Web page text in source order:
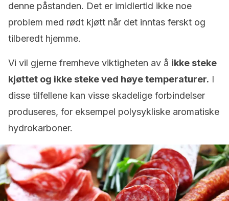
denne påstanden. Det er imidlertid ikke noe
problem med rødt kjøtt når det inntas ferskt og
tilberedt hjemme.
Vi vil gjerne fremheve viktigheten av å ikke steke
kjøttet og ikke steke ved høye temperaturer. I
disse tilfellene kan visse skadelige forbindelser
produseres, for eksempel polysykliske aromatiske
hydrokarboner.